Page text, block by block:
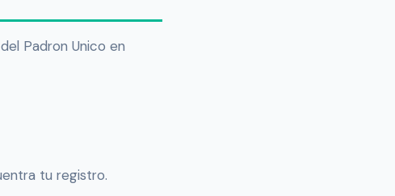
Padron Unico en
tu registro.